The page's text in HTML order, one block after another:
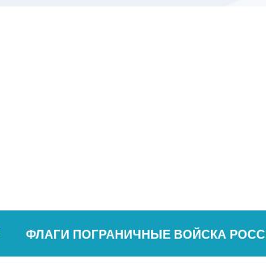
ФЛАГИ ПОГРАНИЧНЫЕ ВОЙСКА